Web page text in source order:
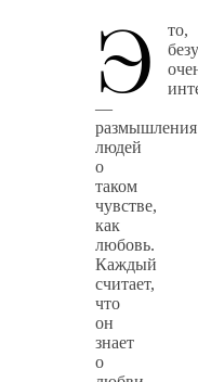
Э
то,
—
размышления
людей
о
таком
чувстве,
как
любовь.
Каждый
считает,
что
он
знает
о